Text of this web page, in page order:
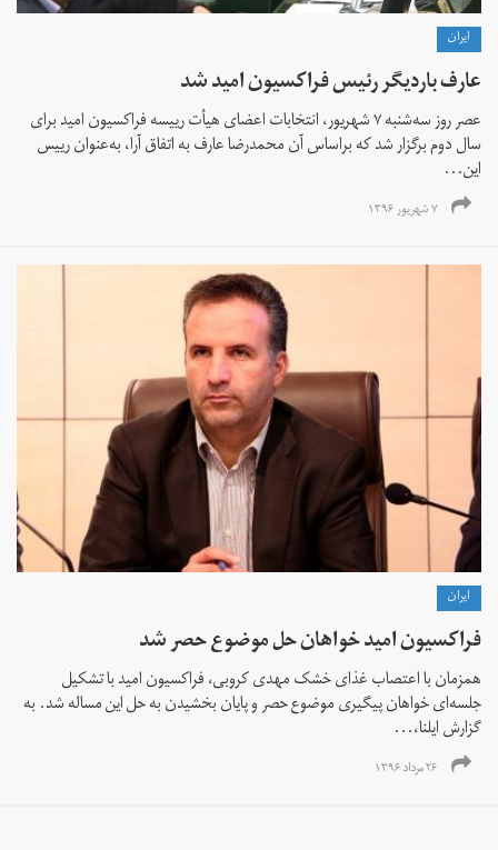
ايران
عارف باردیگر رئیس فراکسیون امید شد
عصر روز سه‌شنبه ۷ شهریور، انتخابات اعضای هیأت رییسه فراکسیون امید برای
سال دوم برگزار شد که براساس آن محمدرضا عارف به اتفاق آرا، به‌عنوان رییس
این...
۷ شهریور ۱۳۹۶
ايران
فراکسیون امید خواهان حل موضوع حصر شد
همزمان با اعتصاب غذای خشک مهدی کروبی، فراکسیون امید با تشکیل
جلسه‌ای خواهان پیگیری موضوع حصر و پایان بخشیدن به حل این مساله شد. به
گزارش ایلنا،...
۲۶ مرداد ۱۳۹۶